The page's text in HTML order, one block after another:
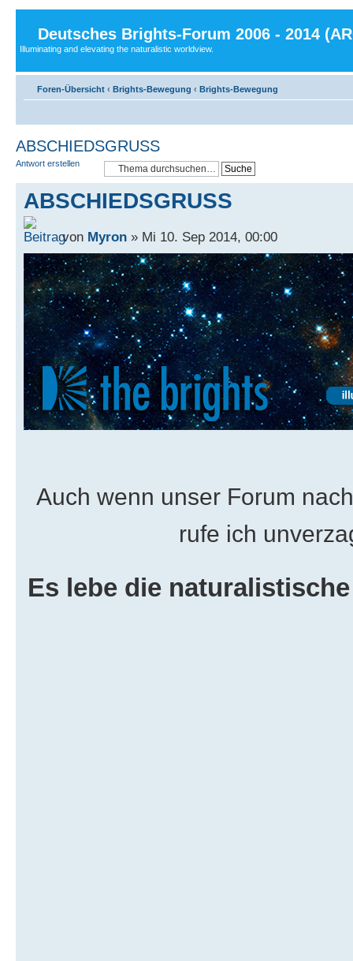
Deutsches Brights-Forum 2006 - 2014
Illuminating and elevating the naturalistic worldview.
Foren-Übersicht ‹ Brights-Bewegung ‹ Brights-Bewegung
ABSCHIEDSGRUSS
Antwort erstellen
ABSCHIEDSGRUSS
von Myron » Mi 10. Sep 2014, 00:00
Auch wenn unser Forum
rufe ich
Es lebe die